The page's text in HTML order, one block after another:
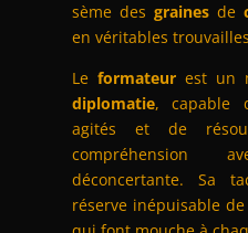
sème des grainesde
en véritables
Le formateurest un
diplomatie, capable
agités et de
compréhension
déconcertante. Sa
réserve inépuisable